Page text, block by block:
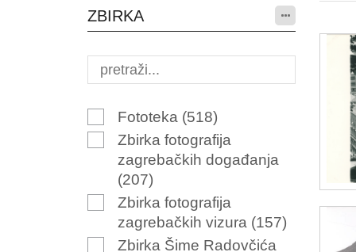
ZBIRKA
Fototeka (518)
Zbirka fotografija
zagrebačkih događanja
(207)
Zbirka fotografija
zagrebačkih vizura (157)
Zbirka Šime Radovčića